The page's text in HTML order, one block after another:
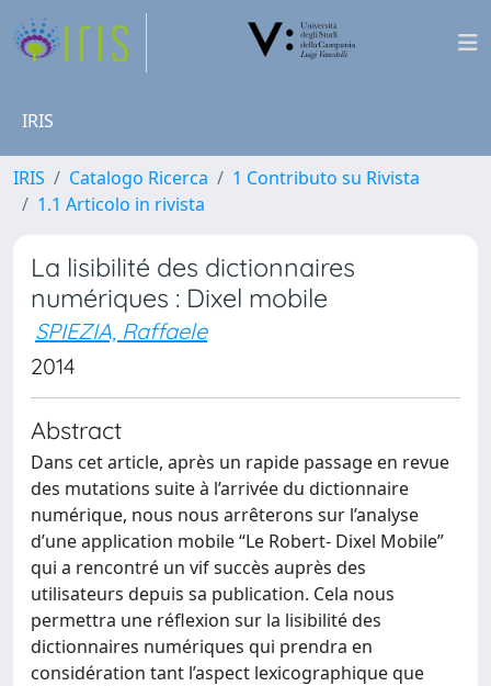
IRIS
IRIS Catalogo Ricerca
1 Contributo su Rivista
1.1 Articolo in rivista
La lisibilité des dictionnaires
numériques : Dixel mobile
SPIEZIA, Raffaele
2014
Abstract
Dans cet article, après un rapide passage en revue
des mutations suite à l’arrivée du dictionnaire
numérique, nous nous arrêterons sur l’analyse
d’une application mobile “Le Robert- Dixel Mobile”
qui a rencontré un vif succès auprès des
utilisateurs depuis sa publication. Cela nous
permettra une réflexion sur la lisibilité des
dictionnaires numériques qui prendra en
considération tant l’aspect lexicographique que